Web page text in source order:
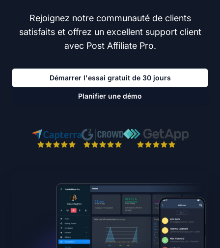
Rejoignez notre communauté de clients
satisfaits et offrez un excellent support client
avec Post Affiliate Pro.
Démarrer l'essai gratuit de 30 jours
Planifier une démo